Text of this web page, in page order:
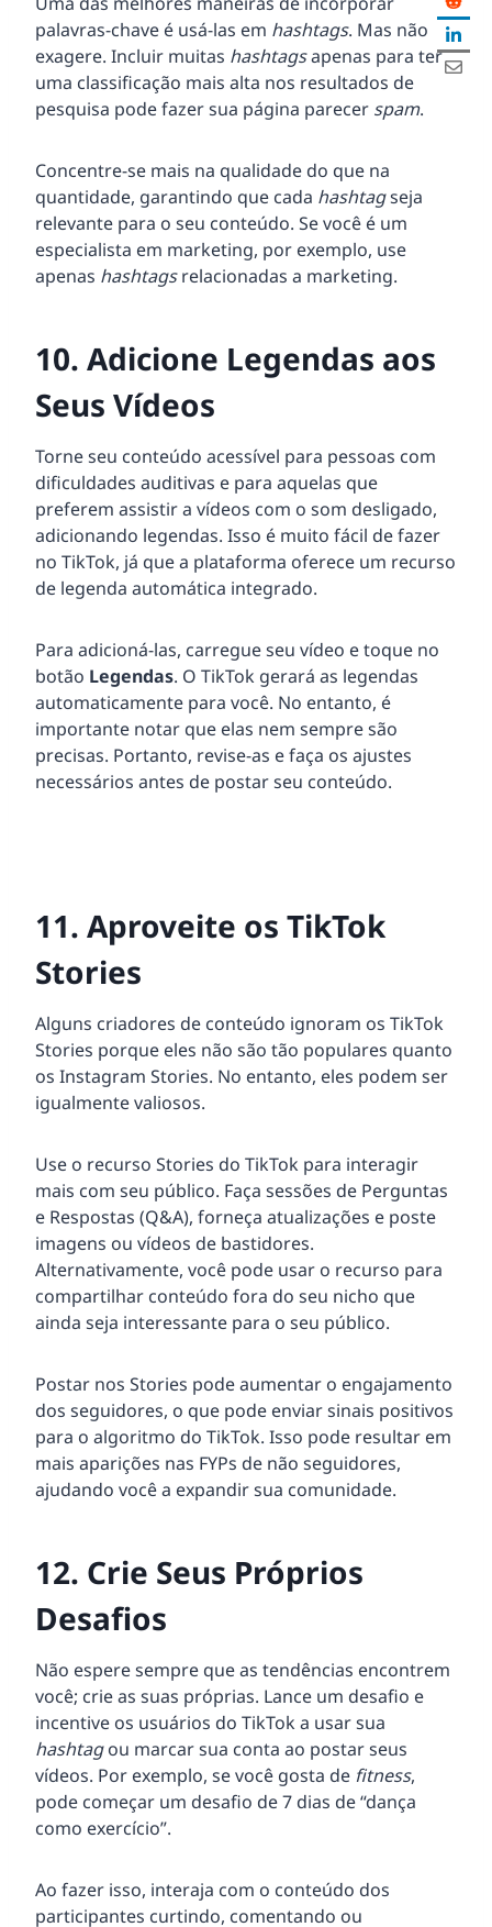
palavras-chave é usá-las em hashtags. Mas não
exagere. Incluir muitas hashtagsapenas para ter
uma classificação mais alta nos resultados de
pesquisa pode fazer sua página parecer spam.
Concentre-se mais na qualidade do que na
quantidade, garantindo que cada hashtagseja
relevante para o seu conteúdo. Se você é um
especialista em marketing, por exemplo, use
apenas hashtagsrelacionadas a marketing.
10. Adicione Legendas aos
Seus Vídeos
Torne seu conteúdo acessível para pessoas com
dificuldades auditivas e para aquelas que
preferem assistir a vídeos com o som desligado,
adicionando legendas. Isso é muito fácil de fazer
no TikTok, já que a plataforma oferece um recurso
de legenda automática integrado.
Para adicioná-las, carregue seu vídeo e toque no
botão Legendas. O TikTok gerará as legendas
automaticamente para você. No entanto, é
importante notar que elas nem sempre são
precisas. Portanto, revise-as e faça os ajustes
necessários antes de postar seu conteúdo.
11. Aproveite os TikTok
Stories
Alguns criadores de conteúdo ignoram os TikTok
Stories porque eles não são tão populares quanto
os Instagram Stories. No entanto, eles podem ser
igualmente valiosos.
Use o recurso Stories do TikTok para interagir
mais com seu público. Faça sessões de Perguntas
e Respostas (Q&A), forneça atualizações e poste
imagens ou vídeos de bastidores.
Alternativamente, você pode usar o recurso para
compartilhar conteúdo fora do seu nicho que
ainda seja interessante para o seu público.
Postar nos Stories pode aumentar o engajamento
dos seguidores, o que pode enviar sinais positivos
para o algoritmo do TikTok. Isso pode resultar em
mais aparições nas FYPs de não seguidores,
ajudando você a expandir sua comunidade.
12. Crie Seus Próprios
Desafios
Não espere sempre que as tendências encontrem
você; crie as suas próprias. Lance um desafio e
incentive os usuários do TikTok a usar sua
hashtagou marcar sua conta ao postar seus
vídeos. Por exemplo, se você gosta de fitness,
pode começar um desafio de 7 dias de “dança
como exercício”.
Ao fazer isso, interaja com o conteúdo dos
participantes curtindo, comentando ou